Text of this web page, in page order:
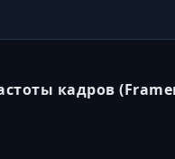
кадров